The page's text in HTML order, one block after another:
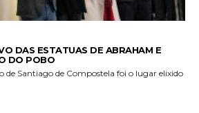
DAS ESTATUAS DE ABRAHAM E
DO POBO
de Santiago de Compostela foi o lugar elixido